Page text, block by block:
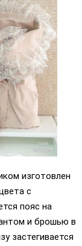
изготовлен
с
пояс на
и брошью в
застегивается